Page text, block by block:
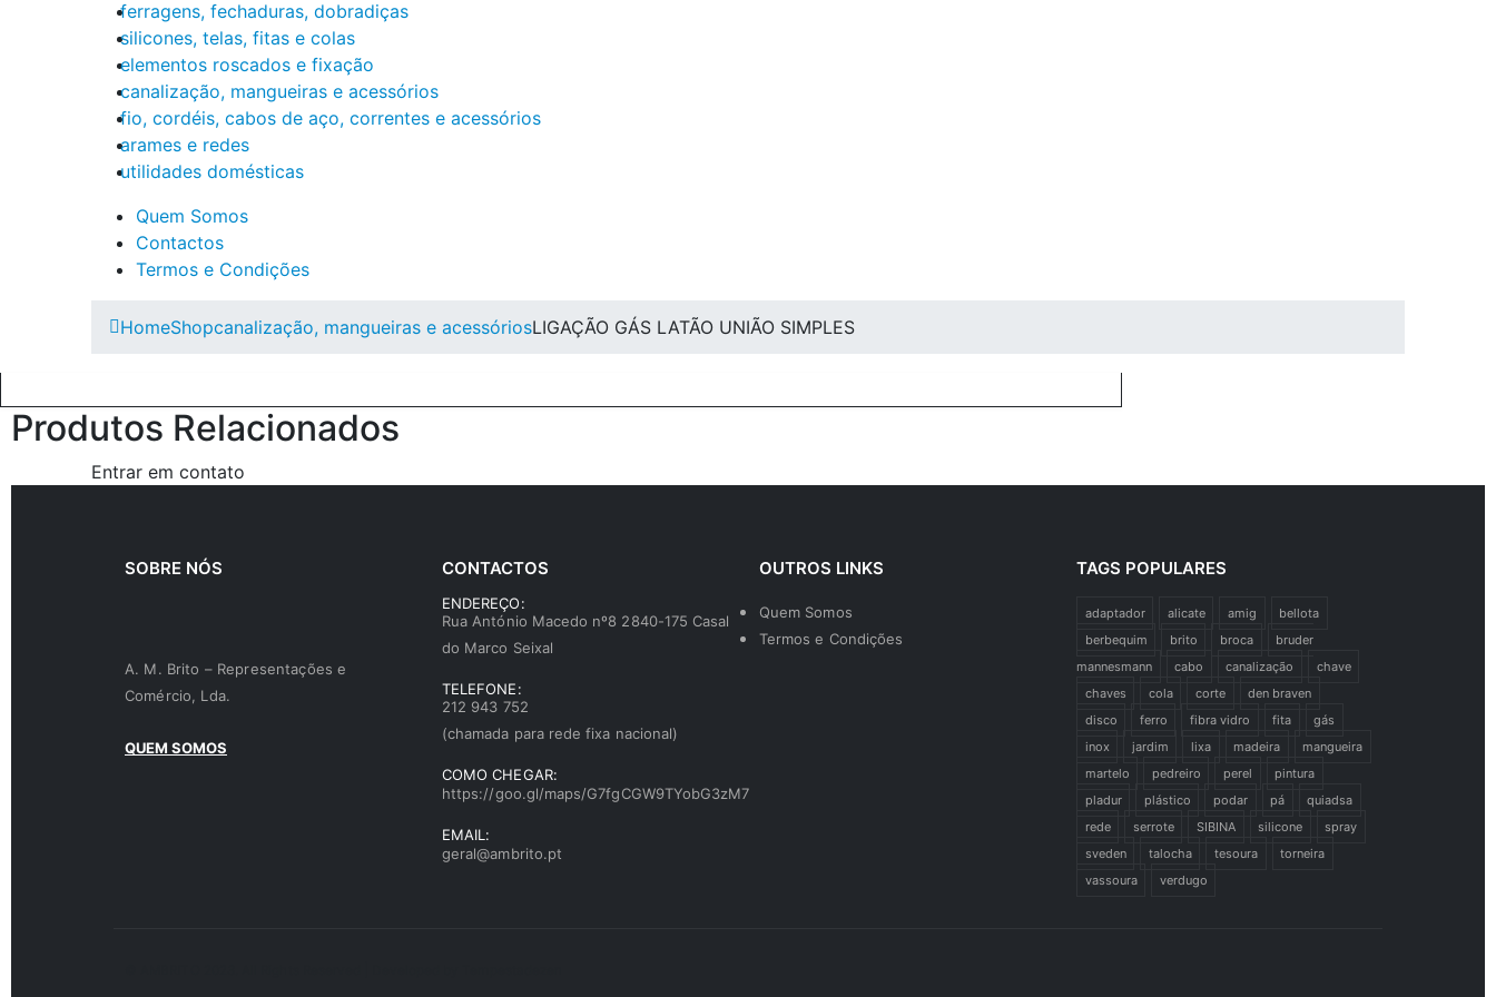
ferragens, fechaduras, dobradiças
silicones, telas, fitas e colas
elementos roscados e fixação
canalização, mangueiras e acessórios
fio, cordéis, cabos de aço, correntes e acessórios
arames e redes
utilidades domésticas
Quem Somos
Contactos
Termos e Condições
HomeShopcanalização, mangueiras e acessóriosLIGAÇÃO GÁS LATÃO UNIÃO SIMPLES
Produtos Relacionados
Entrar em contato
SOBRE NÓS
A. M. Brito – Representações e
Comércio, Lda.
QUEM SOMOS
CONTACTOS
ENDEREÇO:
Rua António Macedo nº8 2840-175 Casal
do Marco Seixal
TELEFONE:
212 943 752
(chamada para rede fixa nacional)
COMO CHEGAR:
https://goo.gl/maps/G7fgCGW9TYobG3zM7
EMAIL:
geral@ambrito.pt
OUTROS LINKS
Quem Somos
Termos e Condições
TAGS POPULARES
adaptador alicate amig
bellota
berbequim
brito broca
bruder
mannesmann
cabo canalização
chave
chaves
cola corte
den braven
disco
ferro fibra vidro fita
gás
inox
jardim lixa madeira
mangueira
martelo
pedreiro perel
pintura
pladur
plástico podar pá
quiadsa
rede
serrote SIBINA silicone
spray
sveden
talocha tesoura
torneira
vassoura
verdugo